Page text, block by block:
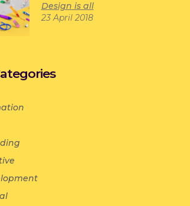
Design is all
23 April 2018